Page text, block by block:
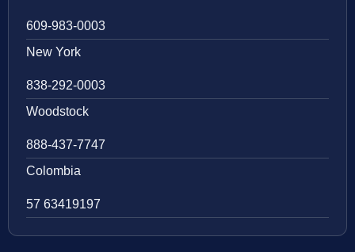
609-983-0003
New York
838-292-0003
Woodstock
888-437-7747
Colombia
57 63419197